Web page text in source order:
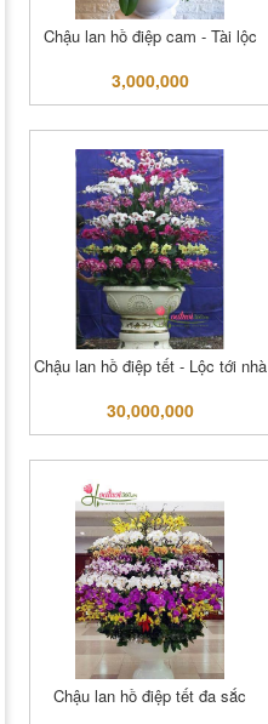
Chậu lan hồ điệp cam - Tài lộc
3,000,000
Chậu lan hồ điệp tết - Lộc tới nhà
30,000,000
Chậu lan hồ điệp tết đa sắc